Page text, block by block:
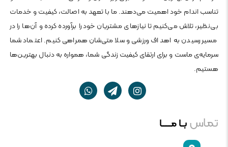
تناسب اندام خود اهمیت می‌دهند. ما با تعهد به اصالت، کیفیت و خدمات
بی‌نظیر، تلاش می‌کنیم تا نیازهای مشتریان خود را برآورده کرده و آن‌ها را در
مسیر رسیدن به اهداف ورزشی و سلامتی‌شان همراهی کنیم. اعتماد شما
سرمایه‌ی ماست و برای ارتقای کیفیت زندگی شما، همواره به دنبال بهترین‌ها
هستیم.
تماسبــا مــــــا